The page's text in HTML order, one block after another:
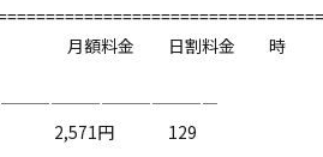
日割料金 時
ン 2,571円 129